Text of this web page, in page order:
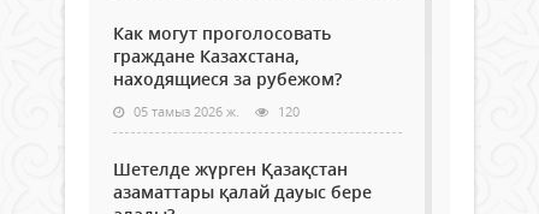
Как могут проголосовать
граждане Казахстана,
находящиеся за рубежом?
05 тамыз 2026 ж. 120
Шетелде жүрген Қазақстан
азаматтары қалай дауыс бере